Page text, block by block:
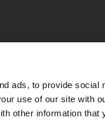
ads, to provide social
use of our site with
other information that